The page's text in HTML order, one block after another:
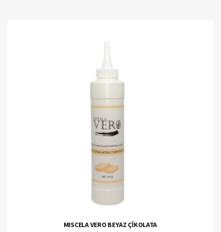
MISCELA VERO BEYAZ ÇİKOLATA